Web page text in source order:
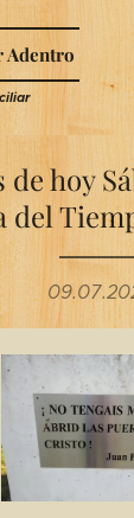
Adentro
hoy
del